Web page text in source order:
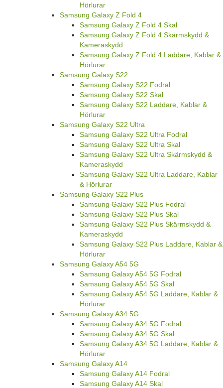
Hörlurar
Samsung Galaxy Z Fold 4
Samsung Galaxy Z Fold 4 Skal
Samsung Galaxy Z Fold 4 Skärmskydd &
Kameraskydd
Samsung Galaxy Z Fold 4 Laddare, Kablar &
Hörlurar
Samsung Galaxy S22
Samsung Galaxy S22 Fodral
Samsung Galaxy S22 Skal
Samsung Galaxy S22 Laddare, Kablar &
Hörlurar
Samsung Galaxy S22 Ultra
Samsung Galaxy S22 Ultra Fodral
Samsung Galaxy S22 Ultra Skal
Samsung Galaxy S22 Ultra Skärmskydd &
Kameraskydd
Samsung Galaxy S22 Ultra Laddare, Kablar
& Hörlurar
Samsung Galaxy S22 Plus
Samsung Galaxy S22 Plus Fodral
Samsung Galaxy S22 Plus Skal
Samsung Galaxy S22 Plus Skärmskydd &
Kameraskydd
Samsung Galaxy S22 Plus Laddare, Kablar &
Hörlurar
Samsung Galaxy A54 5G
Samsung Galaxy A54 5G Fodral
Samsung Galaxy A54 5G Skal
Samsung Galaxy A54 5G Laddare, Kablar &
Hörlurar
Samsung Galaxy A34 5G
Samsung Galaxy A34 5G Fodral
Samsung Galaxy A34 5G Skal
Samsung Galaxy A34 5G Laddare, Kablar &
Hörlurar
Samsung Galaxy A14
Samsung Galaxy A14 Fodral
Samsung Galaxy A14 Skal